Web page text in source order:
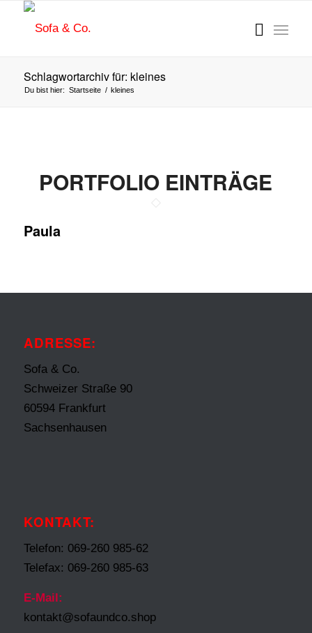
Schlagwortarchiv für: kleines
Du bist hier: Startseite / kleines
PORTFOLIO EINTRÄGE
Paula
ADRESSE:
Sofa & Co.
Schweizer Straße 90
60594 Frankfurt
Sachsenhausen
KONTAKT:
Telefon: 069-260 985-62
Telefax: 069-260 985-63
E-Mail:
kontakt@sofaundco.shop